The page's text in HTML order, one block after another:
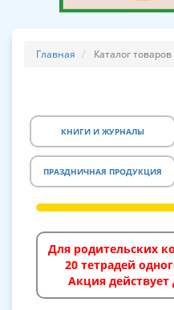
Главная Каталог товаров
КНИГИ И ЖУРНАЛЫ
ПРАЗДНИЧНАЯ ПРОДУКЦИЯ
Для родительских
20 тетрадей
Акция действует